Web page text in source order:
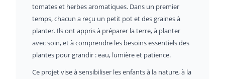
tomates et herbes aromatiques. Dans un premier
temps, chacun a reçu un petit pot et des graines à
planter. Ils ont appris à préparer la terre, à planter
avec soin, et à comprendre les besoins essentiels des
plantes pour grandir : eau, lumière et patience.
Ce projet vise à sensibiliser les enfants à la nature, à la